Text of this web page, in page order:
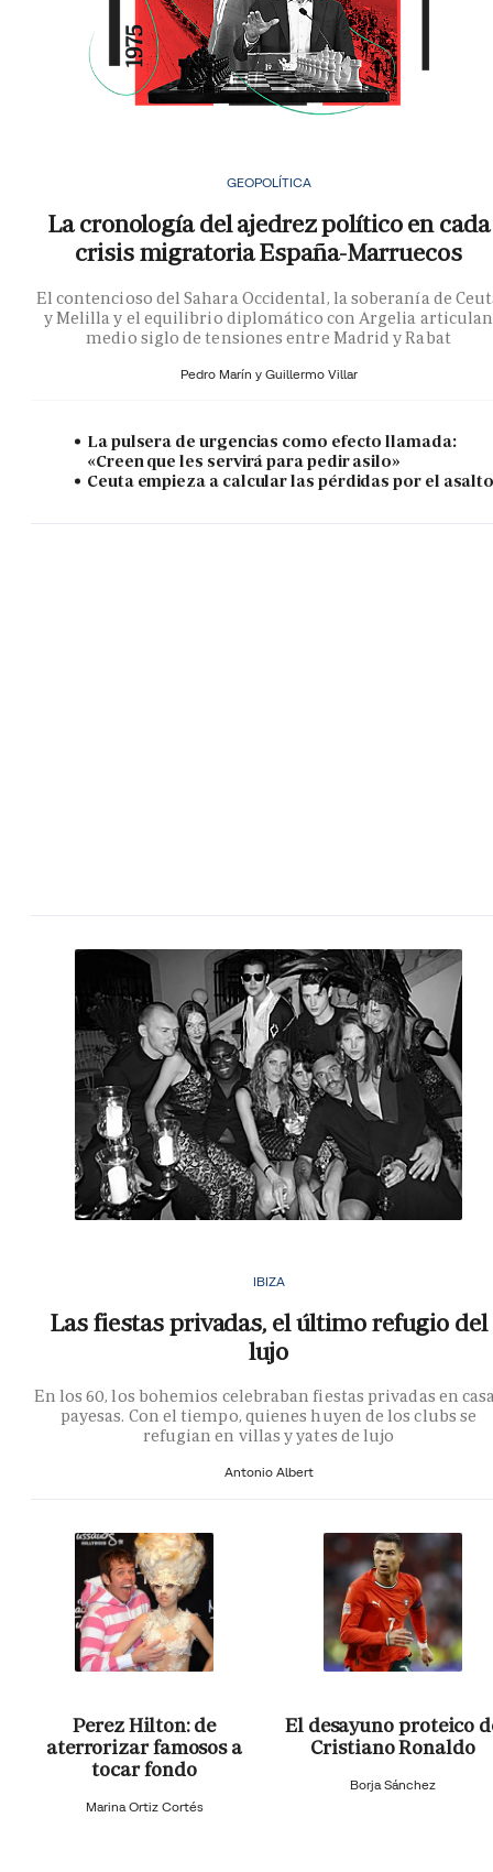
GEOPOLÍTICA
La cronología del ajedrez político en cada
crisis migratoria España-Marruecos
El contencioso del Sahara Occidental, la soberanía de
y Melilla y el equilibrio diplomático con Argelia articulan
medio siglo de tensiones entre Madrid y Rabat
Pedro Marín y Guillermo Villar
La pulsera de urgencias como efecto llamada:
«Creen que les servirá para pedir asilo»
Ceuta empieza a calcular las pérdidas por el
IBIZA
Las fiestas privadas, el último refugio del
lujo
En los 60, los bohemios celebraban fiestas privadas en
payesas. Con el tiempo, quienes huyen de los clubs se
refugian en villas y yates de lujo
Antonio Albert
Perez Hilton: de
aterrorizar famosos a
tocar fondo
Marina Ortiz Cortés
El desayuno proteico
Cristiano Ronaldo
Borja Sánchez